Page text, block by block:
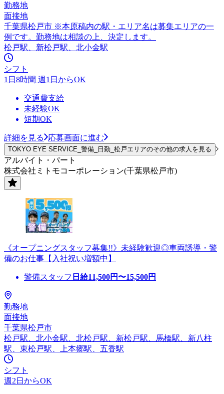
勤務地
面接地
千葉県松戸市 ※本原稿内の駅・エリア名は募集エリアの一
例です。勤務地は相談の上、決定します。
松戸駅、新松戸駅、北小金駅
シフト
1日8時間 週1日からOK
交通費支給
未経験OK
短期OK
詳細を見る 応募画面に進む
TOKYO EYE SERVICE_警備_日勤_松戸エリアのその他の求人を見る
アルバイト・パート
株式会社ミトモコーポレーション(千葉県松戸市)
《オープニングスタッフ募集!!》未経験歓迎◎車両誘導・警
備のお仕事【入社祝い増額中】
警備スタッフ 日給11,500円〜15,500円
勤務地
面接地
千葉県松戸市
松戸駅、北小金駅、北松戸駅、新松戸駅、馬橋駅、新八柱
駅、東松戸駅、上本郷駅、五香駅
シフト
週2日からOK